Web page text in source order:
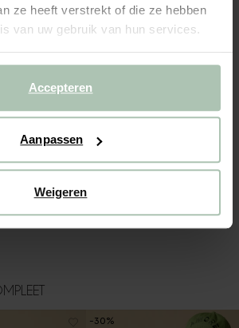
ze heeft verstrekt of die ze hebben
van uw gebruik van hun services.
Accepteren
Aanpassen
Weigeren
100% katoen.
-30%